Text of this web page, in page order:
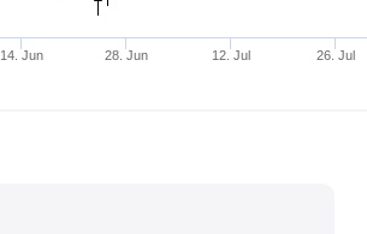
14. Jun 28. Jun 12. Jul 26. Jul